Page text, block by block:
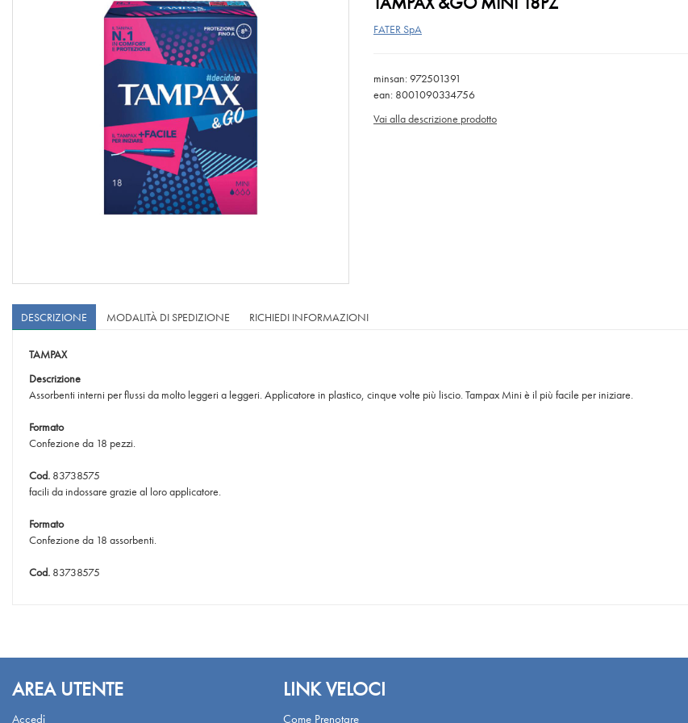
FATER SpA
minsan: 972501391
ean: 8001090334756
Vai alla descrizione prodotto
DESCRIZIONE MODALITÀ DI SPEDIZIONE RICHIEDI INFORMAZIONI
TAMPAX
Descrizione
Assorbenti interni per flussi da molto leggeri a leggeri. Applicatore in plastico, cinque volte più liscio. Tampax Mini è il più facile per iniziare.
Formato
Confezione da 18 pezzi.
Cod. 83738575
facili da indossare grazie al loro applicatore.
Formato
Confezione da 18 assorbenti.
Cod. 83738575
AREA UTENTE
Accedi
LINK VELOCI
Come Prenotare